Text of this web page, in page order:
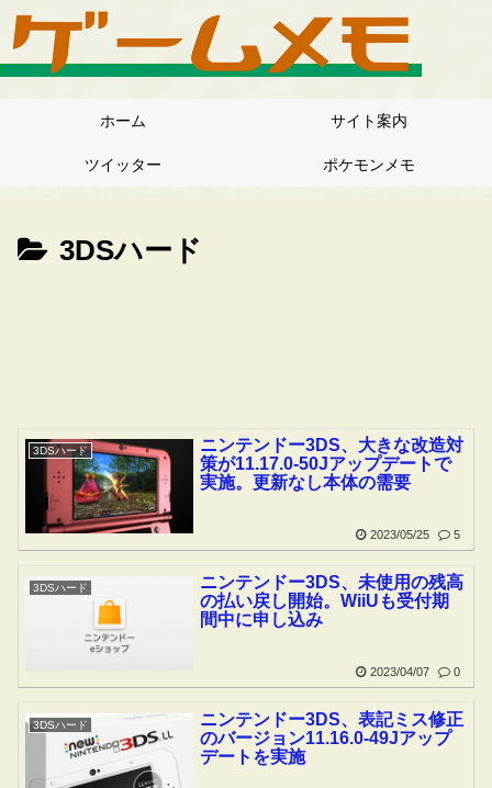
ホーム サイト案内
ツイッター ポケモンメモ
3DSハード
3DSハード
ニンテンドー3DS、大きな改造対
策が11.17.0-50Jアップデートで
実施。更新なし本体の需要
2023/05/25 5
3DSハード
ニンテンドー3DS、未使用の残高
の払い戻し開始。WiiUも受付期
間中に申し込み
2023/04/07 0
3DSハード
ニンテンドー3DS、表記ミス修正
のバージョン11.16.0-49Jアップ
デートを実施